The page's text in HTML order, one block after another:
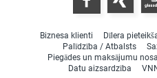
Biznesa klienti Dīlera
Palīdzība / Atbalsts
Piegādes un maksājumu
Datu aizsardzība